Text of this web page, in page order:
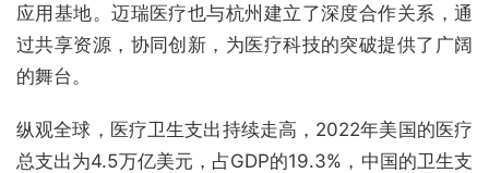
应用基地。迈瑞医疗也与杭州建立了深度合作关系，通
过共享资源，协同创新，为医疗科技的突破提供了广阔
的舞台。
纵观全球，医疗卫生支出持续走高，2022年美国的医疗
总支出为4.5万亿美元，占GDP的19.3%，中国的卫生支